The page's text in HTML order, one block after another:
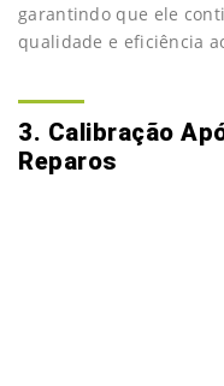
garantindo que ele
qualidade e eficiência
3. Calibração
Reparos